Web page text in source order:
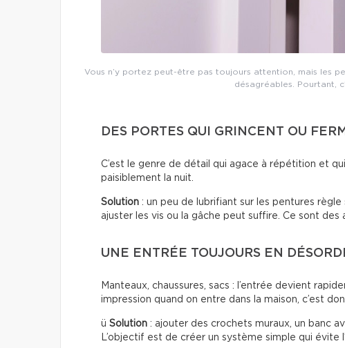
Vous n’y portez peut-être pas toujours attention, mais les
désagréables. Pourtant,
DES PORTES QUI GRINCENT OU
C’est le genre de détail qui agace à répétition et
paisiblement la nuit.
Solution : un peu de lubrifiant sur les pentures
ajuster les vis ou la gâche peut suffire. Ce sont des
UNE ENTRÉE TOUJOURS EN
Manteaux, chaussures, sacs : l’entrée devient
impression quand on entre dans la maison, c’est
ü Solution : ajouter des crochets muraux, un banc
L’objectif est de créer un système simple qui évite